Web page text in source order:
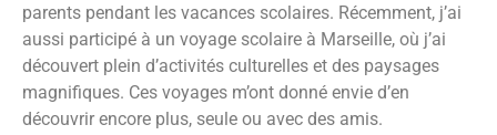
parents pendant les vacances scolaires. Récemment, j’ai
aussi participé à un voyage scolaire à Marseille, où j’ai
découvert plein d’activités culturelles et des paysages
magnifiques. Ces voyages m’ont donné envie d’en
découvrir encore plus, seule ou avec des amis.